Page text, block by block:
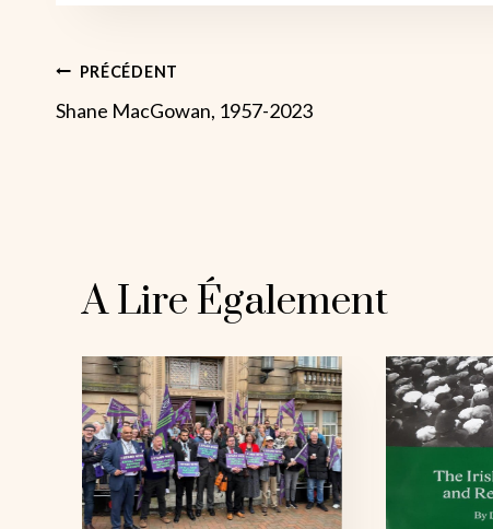
Navigation
PRÉCÉDENT
Shane MacGowan, 1957-2023
A Lire Également